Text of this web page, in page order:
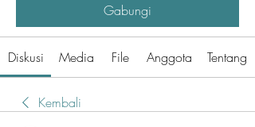
Gabungi
Diskusi Media File Anggota Tentang
Kembali